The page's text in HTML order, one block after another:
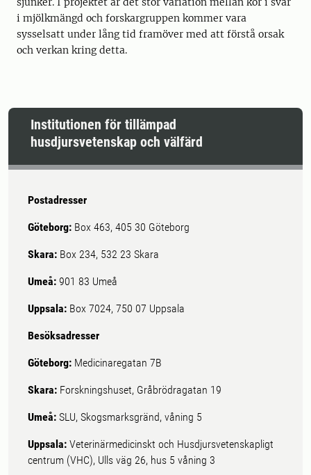
i mjölkmängd och forskargruppen kommer vara
sysselsatt under lång tid framöver med att förstå orsak
och verkan kring detta.
Institutionen för tillämpad
husdjursvetenskap och välfärd
Postadresser
Göteborg: Box 463, 405 30 Göteborg
Skara: Box 234, 532 23 Skara
Umeå: 901 83 Umeå
Uppsala: Box 7024, 750 07 Uppsala
Besöksadresser
Göteborg: Medicinaregatan 7B
Skara: Forskningshuset, Gråbrödragatan 19
Umeå: SLU, Skogsmarksgränd, våning 5
Uppsala: Veterinärmedicinskt och Husdjursvetenskapligt
centrum (VHC), Ulls väg 26, hus 5 våning 3